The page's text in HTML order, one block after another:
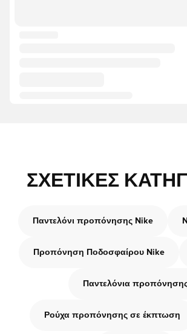
ΣΧΕΤΙΚΈΣ
Παντελόνι προπόνησης Nike
Προπόνηση Ποδοσφαίρου Nike
Παντελόνια
Ρούχα προπόνησης σε έκπτωση